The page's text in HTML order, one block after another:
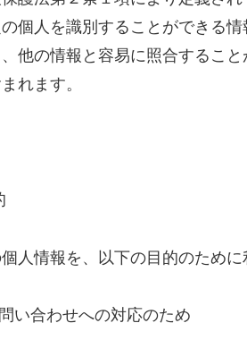
個人を識別することができる
他の情報と容易に照合するこ
れます。
人情報を、以下の目的のために
い合わせへの対応のため